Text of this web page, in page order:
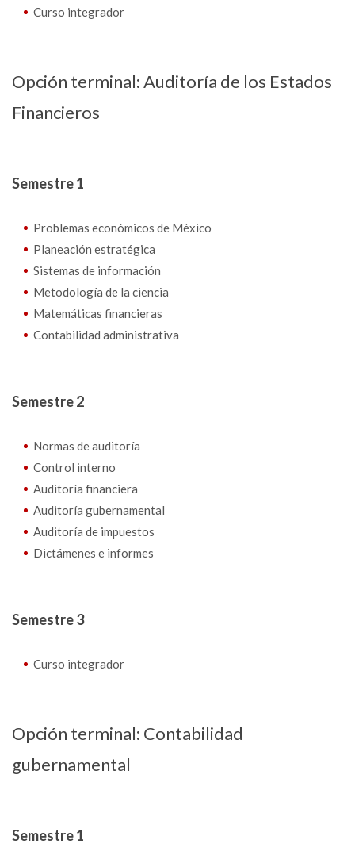
Curso integrador
Opción terminal: Auditoría de los Estados
Financieros
Semestre 1
Problemas económicos de México
Planeación estratégica
Sistemas de información
Metodología de la ciencia
Matemáticas financieras
Contabilidad administrativa
Semestre 2
Normas de auditoría
Control interno
Auditoría financiera
Auditoría gubernamental
Auditoría de impuestos
Dictámenes e informes
Semestre 3
Curso integrador
Opción terminal: Contabilidad
gubernamental
Semestre 1